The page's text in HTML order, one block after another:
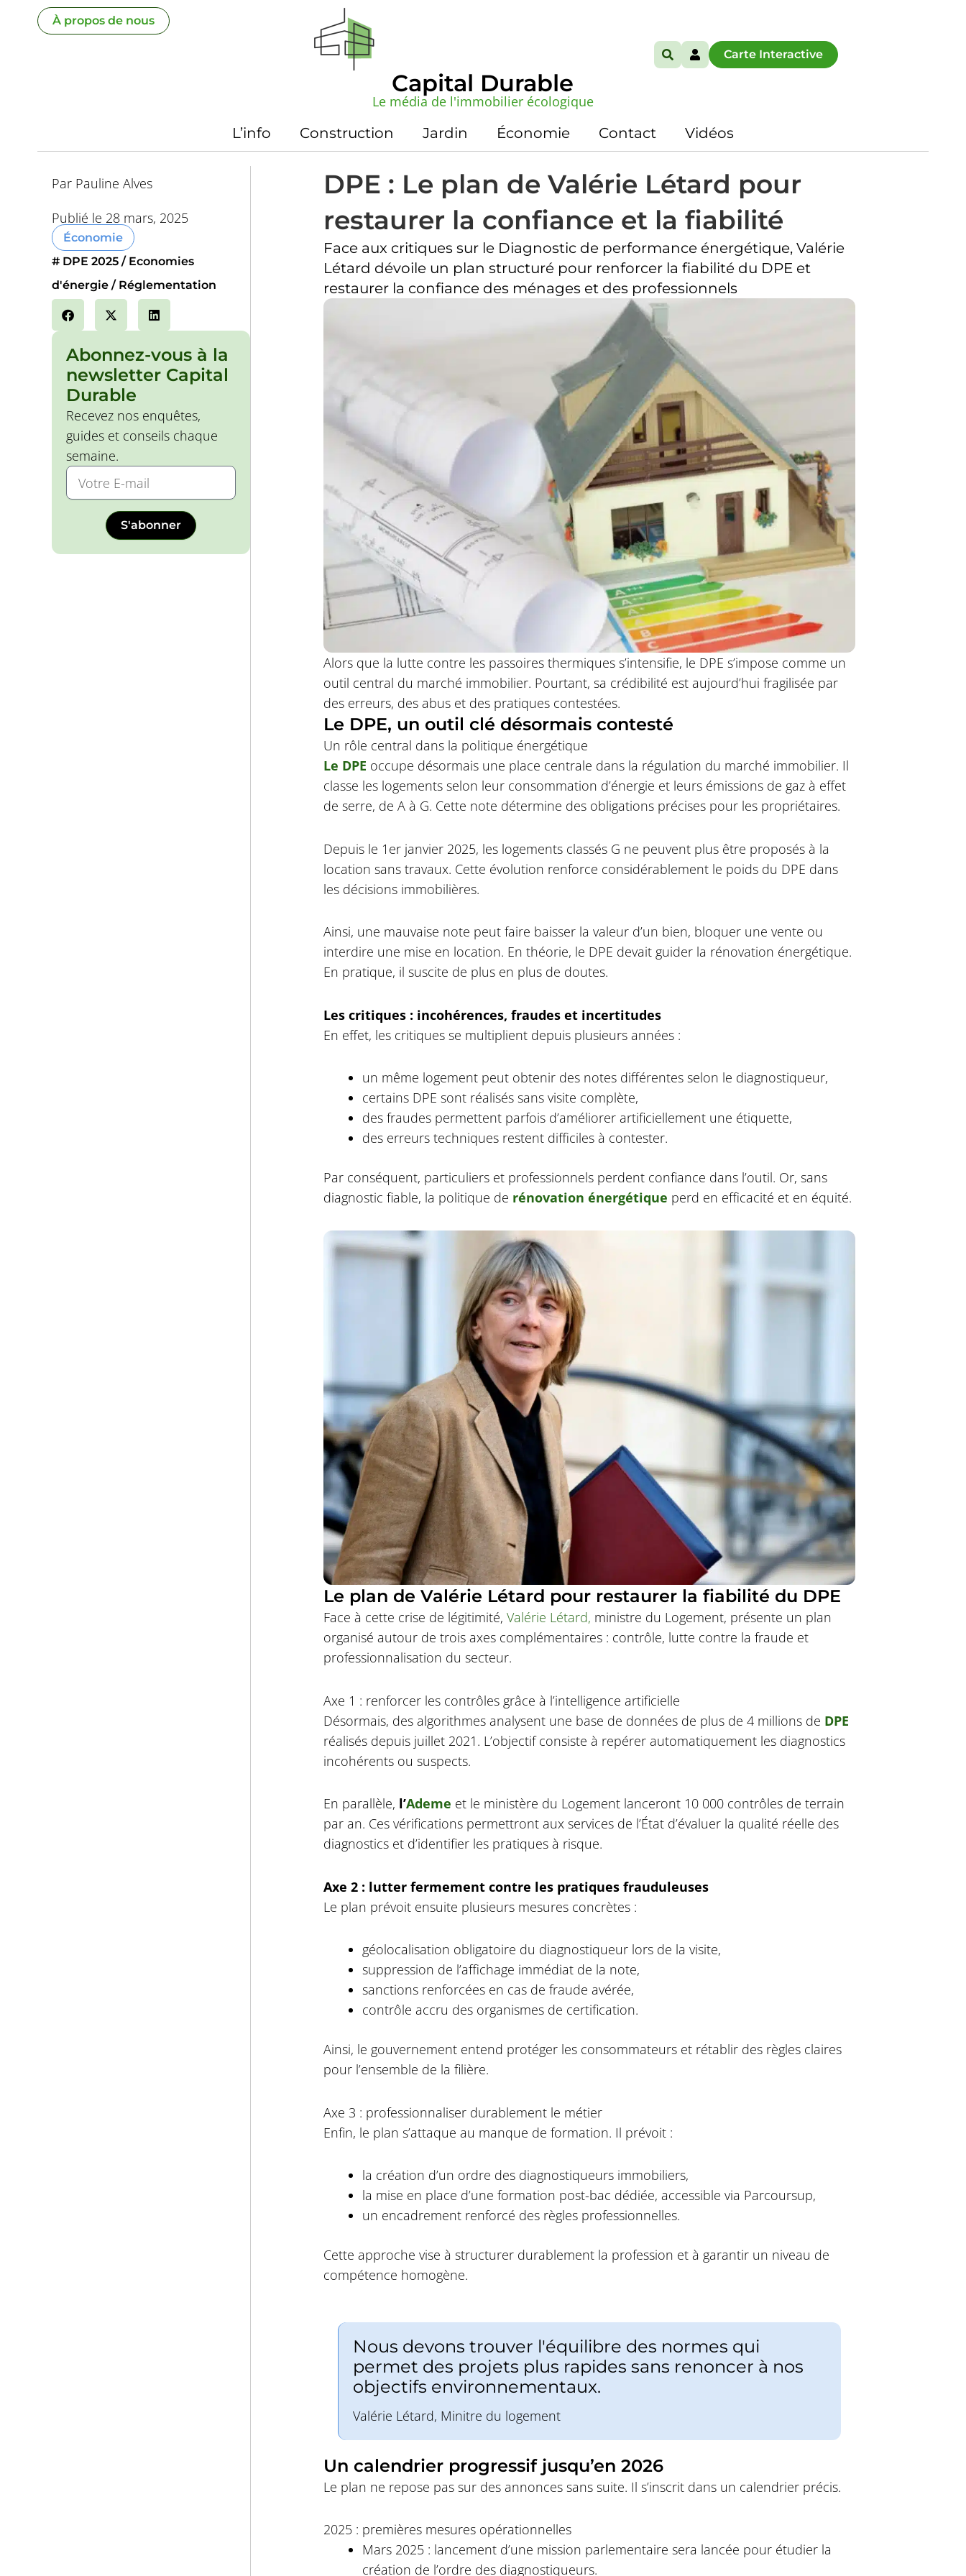
À propos de nous
Capital Durable
Le média de l'immobilier écologique
Carte Interactive
L’info Construction Jardin Économie Contact Vidéos
Par Pauline Alves
Publié le 28 mars, 2025
Économie
# DPE 2025
Economies
d'énergie
Réglementation
Abonnez-vous à la
newsletter Capital
Durable
Recevez nos enquêtes,
guides et conseils chaque
semaine.
S'abonner
DPE : Le plan de Valérie Létard pour
restaurer la confiance et la fiabilité
Face aux critiques sur le Diagnostic de performance énergétique, Valérie
Létard dévoile un plan structuré pour renforcer la fiabilité du DPE et
restaurer la confiance des ménages et des professionnels
Alors que la lutte contre les passoires thermiques s’intensifie, le DPE s’impose comme un
outil central du marché immobilier. Pourtant, sa crédibilité est aujourd’hui fragilisée par
des erreurs, des abus et des pratiques contestées.
Le DPE, un outil clé désormais contesté
Un rôle central dans la politique énergétique
Le DPE occupe désormais une place centrale dans la régulation du marché immobilier. Il
classe les logements selon leur consommation d’énergie et leurs émissions de gaz à effet
de serre, de A à G. Cette note détermine des obligations précises pour les propriétaires.
Depuis le 1er janvier 2025, les logements classés G ne peuvent plus être proposés à la
location sans travaux. Cette évolution renforce considérablement le poids du DPE dans
les décisions immobilières.
Ainsi, une mauvaise note peut faire baisser la valeur d’un bien, bloquer une vente ou
interdire une mise en location. En théorie, le DPE devait guider la rénovation énergétique.
En pratique, il suscite de plus en plus de doutes.
Les critiques : incohérences, fraudes et incertitudes
En effet, les critiques se multiplient depuis plusieurs années :
un même logement peut obtenir des notes différentes selon le diagnostiqueur,
certains DPE sont réalisés sans visite complète,
des fraudes permettent parfois d’améliorer artificiellement une étiquette,
des erreurs techniques restent difficiles à contester.
Par conséquent, particuliers et professionnels perdent confiance dans l’outil. Or, sans
diagnostic fiable, la politique de rénovation énergétique perd en efficacité et en équité.
Le plan de Valérie Létard pour restaurer la fiabilité du DPE
Face à cette crise de légitimité,Valérie Létard, ministre du Logement, présente un plan
organisé autour de trois axes complémentaires : contrôle, lutte contre la fraude et
professionnalisation du secteur.
Axe 1 : renforcer les contrôles grâce à l’intelligence artificielle
Désormais, des algorithmes analysent une base de données de plus de 4 millions de DPE
réalisés depuis juillet 2021. L’objectif consiste à repérer automatiquement les diagnostics
incohérents ou suspects.
En parallèle, l’Ademe et le ministère du Logement lanceront 10 000 contrôles de terrain
par an. Ces vérifications permettront aux services de l’État d’évaluer la qualité réelle des
diagnostics et d’identifier les pratiques à risque.
Axe 2 : lutter fermement contre les pratiques frauduleuses
Le plan prévoit ensuite plusieurs mesures concrètes :
géolocalisation obligatoire du diagnostiqueur lors de la visite,
suppression de l’affichage immédiat de la note,
sanctions renforcées en cas de fraude avérée,
contrôle accru des organismes de certification.
Ainsi, le gouvernement entend protéger les consommateurs et rétablir des règles claires
pour l’ensemble de la filière.
Axe 3 : professionnaliser durablement le métier
Enfin, le plan s’attaque au manque de formation. Il prévoit :
la création d’un ordre des diagnostiqueurs immobiliers,
la mise en place d’une formation post-bac dédiée, accessible via Parcoursup,
un encadrement renforcé des règles professionnelles.
Cette approche vise à structurer durablement la profession et à garantir un niveau de
compétence homogène.
Nous devons trouver l'équilibre des normes qui
permet des projets plus rapides sans renoncer à nos
objectifs environnementaux.
Valérie Létard, Minitre du logement
Un calendrier progressif jusqu’en 2026
Le plan ne repose pas sur des annonces sans suite. Il s’inscrit dans un calendrier précis.
2025 : premières mesures opérationnelles
Mars 2025 : lancement d’une mission parlementaire sera lancée pour étudier la
création de l’ordre des diagnostiqueurs.